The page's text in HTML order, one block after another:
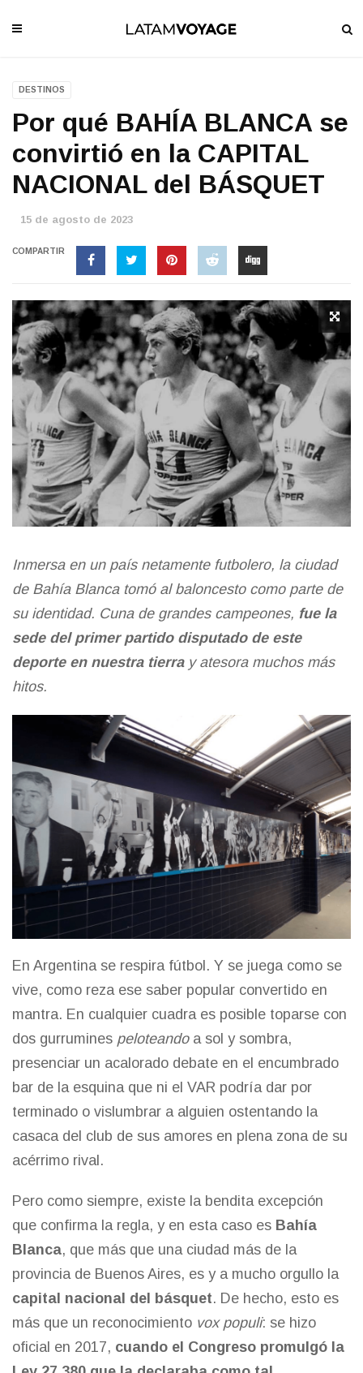
DESTINOS
Por qué BAHÍA BLANCA se
convirtió en la CAPITAL
NACIONAL del BÁSQUET
15 de agosto de 2023
COMPARTIR
Inmersa en un país netamente futbolero, la ciudad
de Bahía Blancatomó al baloncesto como parte de
su identidad. Cuna de grandes campeones, fue la
sede del primer partido disputado de este
deporte en nuestra tierra y atesora muchos más
hitos.
En Argentina se respira fútbol. Y se juega como se
vive, como reza ese saber popular convertido en
mantra. En cualquier cuadra es posible toparse con
dos gurrumines peloteando a sol y sombra,
presenciar un acalorado debate en el encumbrado
bar de la esquina que ni el VAR podría dar por
terminado o vislumbrar a alguien ostentando la
casaca del club de sus amores en plena zona de su
acérrimo rival.
Pero como siempre, existe la bendita excepción
que confirma la regla, y en esta caso es Bahía
Blanca, que más que una ciudad más de la
provincia de Buenos Aires, es y a mucho orgullo la
capital nacional del básquet. De hecho, esto es
más que un reconocimiento vox populi: se hizo
oficial en 2017, cuando el Congreso promulgó la